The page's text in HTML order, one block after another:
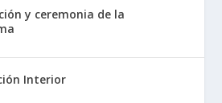
y ceremonia de la
Interior